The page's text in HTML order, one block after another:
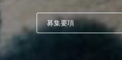
募集要項